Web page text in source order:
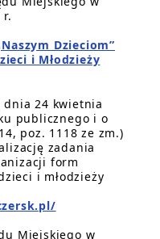
r.
Dzieciom”
i Młodzieży
24 kwietnia
publicznego i o
poz. 1118 ze zm.)
zadania
form
i młodzieży
Miejskiego w